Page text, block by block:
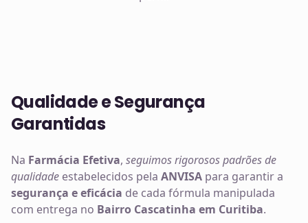
Qualidade e Segurança
Garantidas
Na Farmácia Efetiva, seguimos rigorosos padrões de
qualidade estabelecidos pela ANVISA para garantir a
segurança e eficácia de cada fórmula manipulada
com entrega no Bairro Cascatinha em Curitiba.